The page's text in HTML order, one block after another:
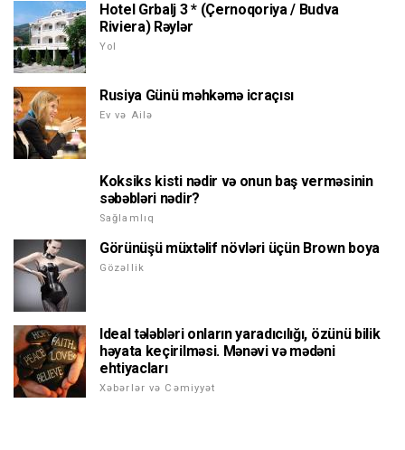
Hotel Grbalj 3 * (Çernoqoriya / Budva
Riviera) Rəylər
Yol
Rusiya Günü məhkəmə icraçısı
Ev və Ailə
Koksiks kisti nədir və onun baş verməsinin
səbəbləri nədir?
Sağlamlıq
Görünüşü müxtəlif növləri üçün Brown boya
Gözəllik
Ideal tələbləri onların yaradıcılığı, özünü bilik
həyata keçirilməsi. Mənəvi və mədəni
ehtiyacları
Xəbərlər və Cəmiyyət